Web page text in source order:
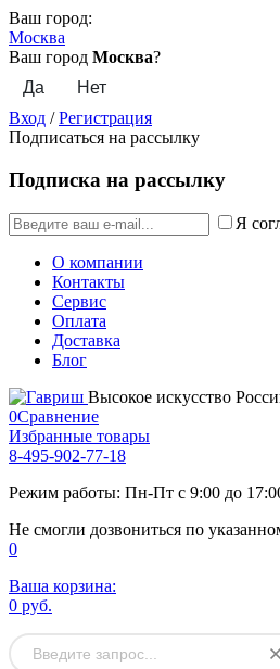
Ваш город:
Москва
Ваш город Москва?
Вход /Регистрация
Подписаться на рассылку
Подписка на рассылку
Я
О компании
Контакты
Сервис
Оплата
Доставка
Блог
Высокое искусство
0Сравнение
Избранные товары
8-495-902-77-18
Режим работы: Пн-Пт с 9:00 до
Не смогли дозвониться по
0
Ваша корзина:
0 руб.